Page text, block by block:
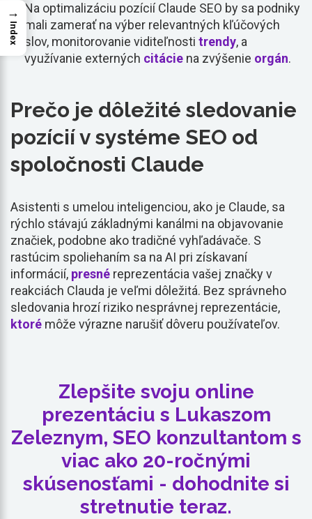
Na optimalizáciu pozícií Claude SEO by sa podniky
mali zamerať na výber relevantných kľúčových
slov, monitorovanie viditeľnosti trendy, a
využívanie externých citácie na zvýšenie orgán.
Prečo je dôležité sledovanie
pozícií v systéme SEO od
spoločnosti Claude
Asistenti s umelou inteligenciou, ako je Claude, sa
rýchlo stávajú základnými kanálmi na objavovanie
značiek, podobne ako tradičné vyhľadávače. S
rastúcim spoliehaním sa na AI pri získavaní
informácií, presné reprezentácia vašej značky v
reakciách Clauda je veľmi dôležitá. Bez správneho
sledovania hrozí riziko nesprávnej reprezentácie,
ktoré môže výrazne narušiť dôveru používateľov.
Zlepšite svoju online
prezentáciu s Lukaszom
Zeleznym, SEO konzultantom s
viac ako 20-ročnými
skúsenosťami - dohodnite si
stretnutie teraz.
→
Index